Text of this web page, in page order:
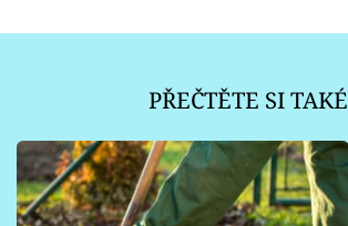
PŘEČTĚTE SI TAKÉ